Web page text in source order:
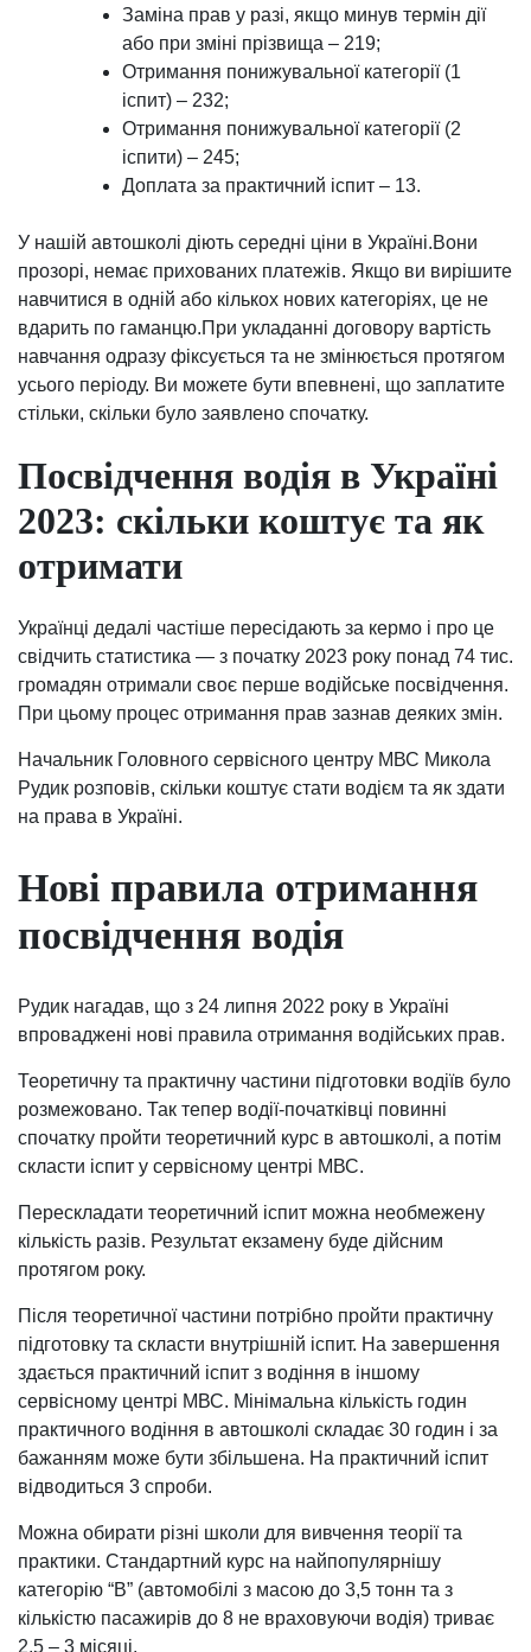
Заміна прав у разі, якщо минув термін дії
або при зміні прізвища – 219;
Отримання понижувальної категорії (1
іспит) – 232;
Отримання понижувальної категорії (2
іспити) – 245;
Доплата за практичний іспит – 13.
У нашій автошколі діють середні ціни в Україні.Вони
прозорі, немає прихованих платежів. Якщо ви вирішите
навчитися в одній або кількох нових категоріях, це не
вдарить по гаманцю.При укладанні договору вартість
навчання одразу фіксується та не змінюється протягом
усього періоду. Ви можете бути впевнені, що заплатите
стільки, скільки було заявлено спочатку.
Посвідчення водія в Україні
2023: скільки коштує та як
отримати
Українці дедалі частіше пересідають за кермо і про це
свідчить статистика — з початку 2023 року понад 74 тис.
громадян отримали своє перше водійське посвідчення.
При цьому процес отримання прав зазнав деяких змін.
Начальник Головного сервісного центру МВС Микола
Рудик розповів, скільки коштує стати водієм та як здати
на права в Україні.
Нові правила отримання
посвідчення водія
Рудик нагадав, що з 24 липня 2022 року в Україні
впроваджені нові правила отримання водійських прав.
Теоретичну та практичну частини підготовки водіїв було
розмежовано. Так тепер водії-початківці повинні
спочатку пройти теоретичний курс в автошколі, а потім
скласти іспит у сервісному центрі МВС.
Перескладати теоретичний іспит можна необмежену
кількість разів. Результат екзамену буде дійсним
протягом року.
Після теоретичної частини потрібно пройти практичну
підготовку та скласти внутрішній іспит. На завершення
здається практичний іспит з водіння в іншому
сервісному центрі МВС. Мінімальна кількість годин
практичного водіння в автошколі складає 30 годин і за
бажанням може бути збільшена. На практичний іспит
відводиться 3 спроби.
Можна обирати різні школи для вивчення теорії та
практики. Стандартний курс на найпопулярнішу
категорію “В” (автомобілі з масою до 3,5 тонн та з
кількістю пасажирів до 8 не враховуючи водія) триває
2,5 – 3 місяці.